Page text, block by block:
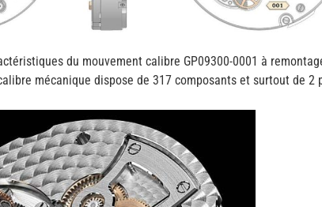
du mouvement calibre GP09300-0001 à
mécanique dispose de 317 composants et surtout de 2